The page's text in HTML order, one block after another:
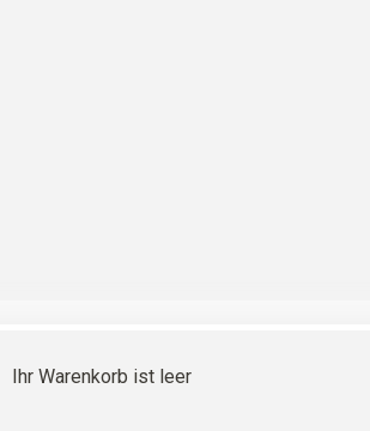
Ihr Warenkorb ist leer